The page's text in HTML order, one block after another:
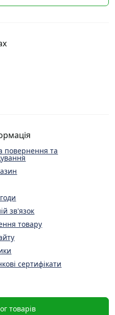
повернення та
зв'язок
товару
сертифікати
товарів